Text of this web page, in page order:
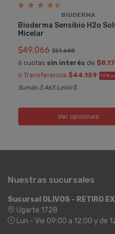
BIODERMA
Bioderma Sensibio H2o
Micelar
$49.066 $51.648
6 cuotas sin interés de
ó Transferencia $44.159 10%
Sumás 3.463 Leloir$
Ver opciones
Nuestras sucursales
Sucursal OLIVOS - RETIRO
Ugarte 1728
Lun - Vie 09:00 a 12:00 y de